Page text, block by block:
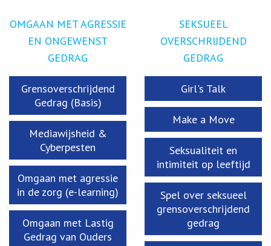
OMGAAN MET AGRESSIE
EN ONGEWENST
GEDRAG
Grensoverschrijdend
Gedrag (Basis)
Mediawijsheid &
Cyberpesten
Omgaan met agressie
in de zorg (e-learning)
Omgaan met Lastig
Gedrag van Ouders
SEKSUEEL
OVERSCHRIJDEND
GEDRAG
Girl's Talk
Make a Move
Seksualiteit en
intimiteit op leeftijd
Spel over seksueel
grensoverschrijdend
gedrag